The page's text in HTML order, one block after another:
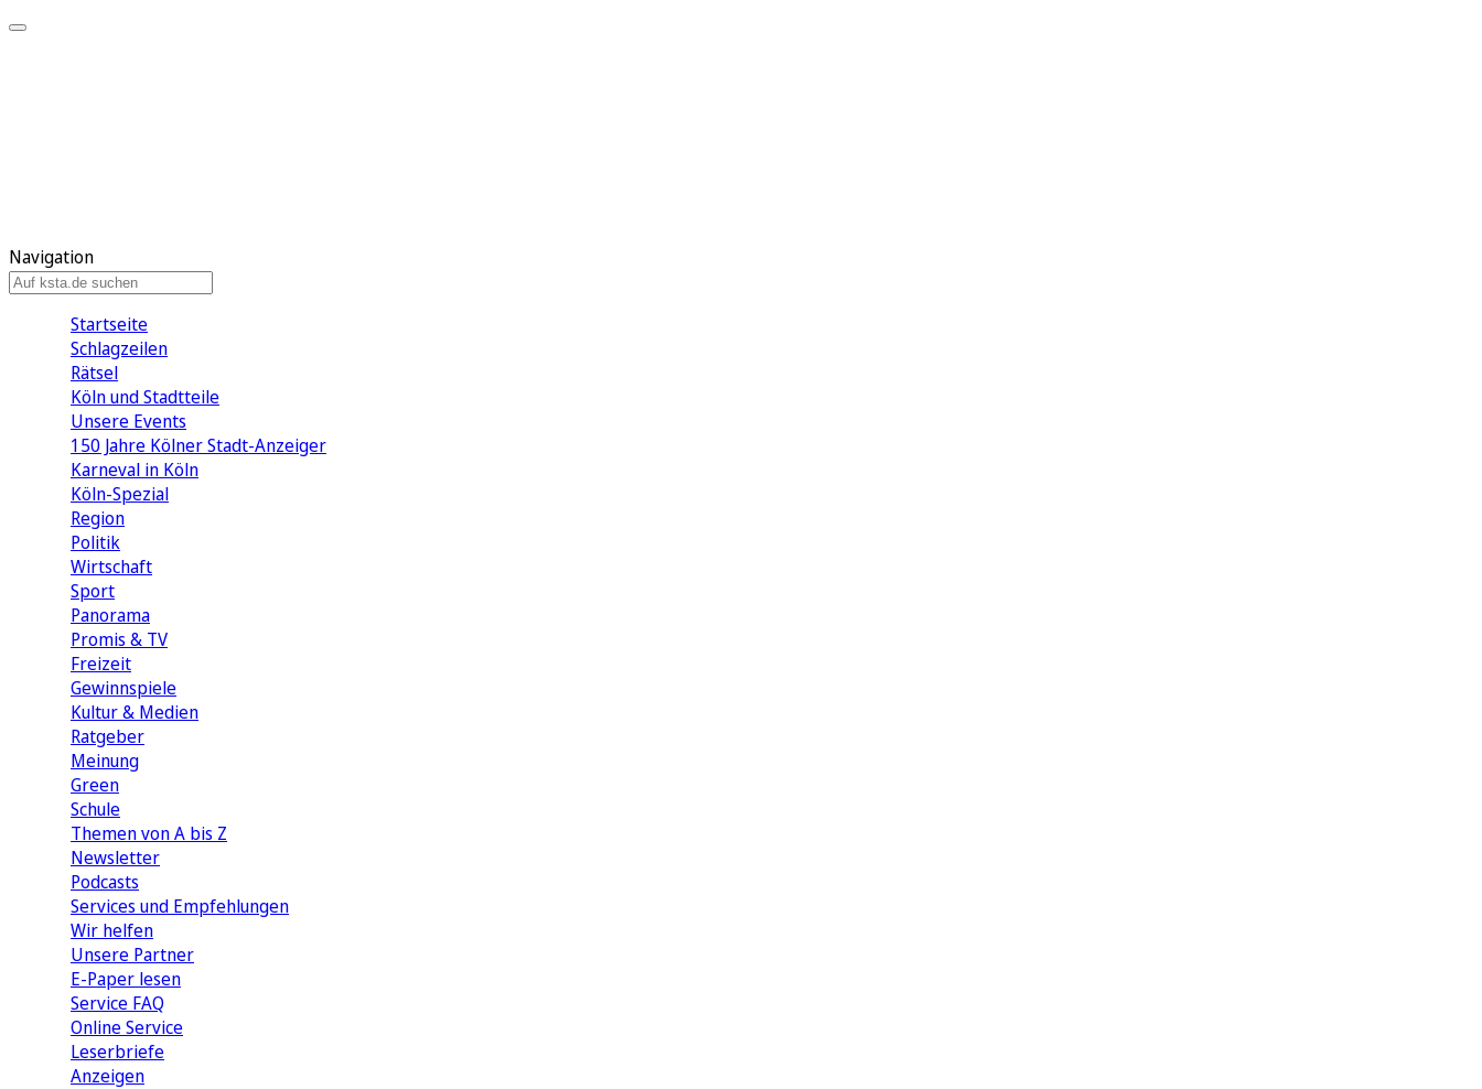
Navigation
Startseite
Schlagzeilen
Rätsel
Köln und Stadtteile
Unsere Events
150 Jahre Kölner Stadt-Anzeiger
Karneval in Köln
Köln-Spezial
Region
Politik
Wirtschaft
Sport
Panorama
Promis & TV
Freizeit
Gewinnspiele
Kultur & Medien
Ratgeber
Meinung
Green
Schule
Themen von A bis Z
Newsletter
Podcasts
Services und Empfehlungen
Wir helfen
Unsere Partner
E-Paper lesen
Service FAQ
Online Service
Leserbriefe
Anzeigen